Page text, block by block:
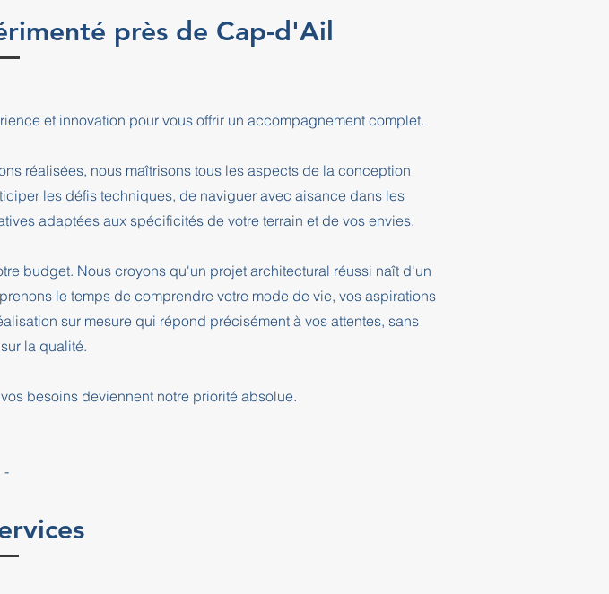
près de Cap-d'Ail
et innovation pour vous offrir un accompagnement complet.
réalisées, nous maîtrisons tous les aspects de la conception
les défis techniques, de naviguer avec aisance dans les
adaptées aux spécificités de votre terrain et de vos envies.
budget. Nous croyons qu'un projet architectural réussi naît d'un
le temps de comprendre votre mode de vie, vos aspirations
sur mesure qui répond précisément à vos attentes, sans
la qualité.
besoins deviennent notre priorité absolue.
-